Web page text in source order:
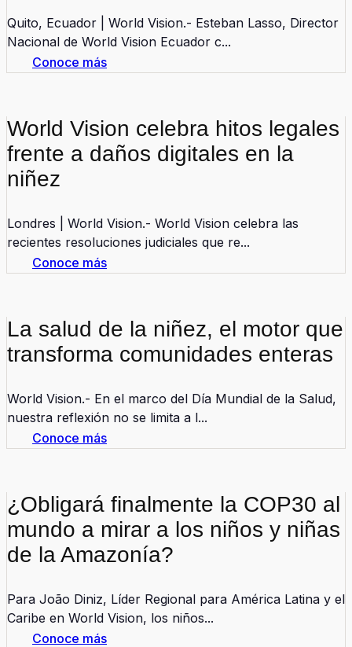
Quito, Ecuador | World Vision.- Esteban Lasso, Director
Nacional de World Vision Ecuador c...
Conoce más
World Vision celebra hitos legales
frente a daños digitales en la
niñez
Londres | World Vision.- World Vision celebra las
recientes resoluciones judiciales que re...
Conoce más
La salud de la niñez, el motor que
transforma comunidades enteras
World Vision.- En el marco del Día Mundial de la Salud,
nuestra reflexión no se limita a l...
Conoce más
¿Obligará finalmente la COP30 al
mundo a mirar a los niños y niñas
de la Amazonía?
Para João Diniz, Líder Regional para América Latina y el
Caribe en World Vision, los niños...
Conoce más